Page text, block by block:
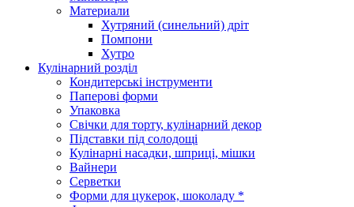
Материали
Хутряний (синельний) дріт
Помпони
Хутро
Кулінарний розділ
Кондитерські інструменти
Паперові форми
Упаковка
Свічки для торту, кулінарний декор
Підставки під солодощі
Кулінарні насадки, шприці, мішки
Вайнери
Серветки
Форми для цукерок, шоколаду *